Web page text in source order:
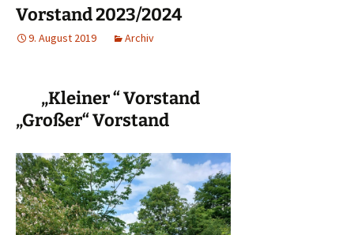
Vorstand 2023/2024
9. August 2019 Archiv
„Kleiner “ Vorstand
„Großer“ Vorstand